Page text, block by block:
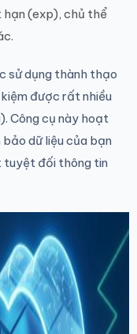
hạn (exp), chủ thể
sử dụng thành thạo
được rất nhiều
Công cụ này hoạt
dữ liệu của bạn
tuyệt đối thông tin